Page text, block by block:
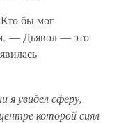
бы мог
— Дьявол — это
я увидел сферу,
которой сиял